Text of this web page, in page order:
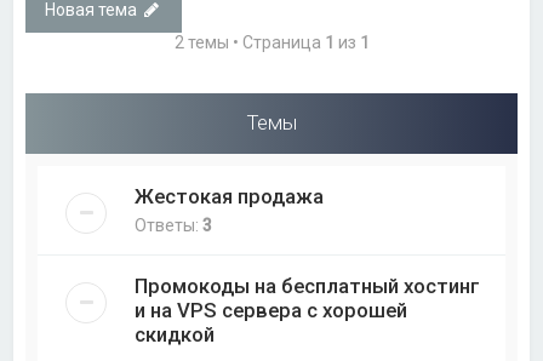
Новая тема
2 темы • Страница 1 из 1
Темы
Жестокая продажа
Ответы:3
Промокоды на бесплатный хостинг
и на VPS сервера с хорошей
скидкой